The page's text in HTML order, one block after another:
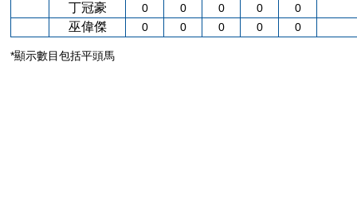
丁冠豪 0 0 0 0 0
巫偉傑 0 0 0 0 0
*顯示數目包括平頭馬